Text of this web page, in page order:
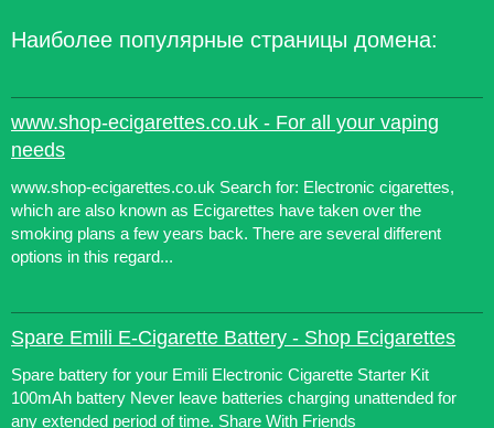
Наиболее популярные страницы домена:
www.shop-ecigarettes.co.uk - For all your vaping
needs
www.shop-ecigarettes.co.uk Search for: Electronic cigarettes,
which are also known as Ecigarettes have taken over the
smoking plans a few years back. There are several different
options in this regard...
Spare Emili E-Cigarette Battery - Shop Ecigarettes
Spare battery for your Emili Electronic Cigarette Starter Kit
100mAh battery Never leave batteries charging unattended for
any extended period of time. Share With Friends